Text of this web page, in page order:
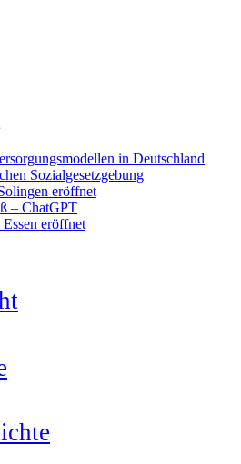
in Deutschland
Sozialgesetzgebung
eröffnet
– ChatGPT
eröffnet